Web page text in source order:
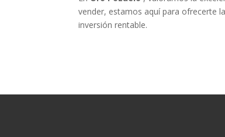
vender, estamos aquí para ofrecerte
inversión rentable.